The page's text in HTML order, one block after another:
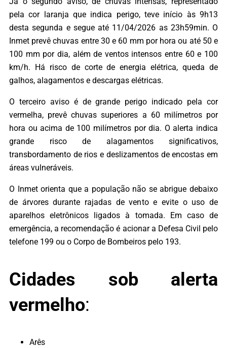
pela cor laranja que indica perigo, teve início às 9h13
desta segunda e segue até 11/04/2026 as 23h59min. O
Inmet prevê chuvas entre 30 e 60 mm por hora ou até 50 e
100 mm por dia, além de ventos intensos entre 60 e 100
km/h. Há risco de corte de energia elétrica, queda de
galhos, alagamentos e descargas elétricas.
O terceiro aviso é de grande perigo indicado pela cor
vermelha, prevê chuvas superiores a 60 milímetros por
hora ou acima de 100 milímetros por dia. O alerta indica
grande risco de alagamentos significativos,
transbordamento de rios e deslizamentos de encostas em
áreas vulneráveis.
O Inmet orienta que a população não se abrigue debaixo
de árvores durante rajadas de vento e evite o uso de
aparelhos eletrônicos ligados à tomada. Em caso de
emergência, a recomendação é acionar a Defesa Civil pelo
telefone 199 ou o Corpo de Bombeiros pelo 193.
Cidades sob alerta
vermelho:
Arês